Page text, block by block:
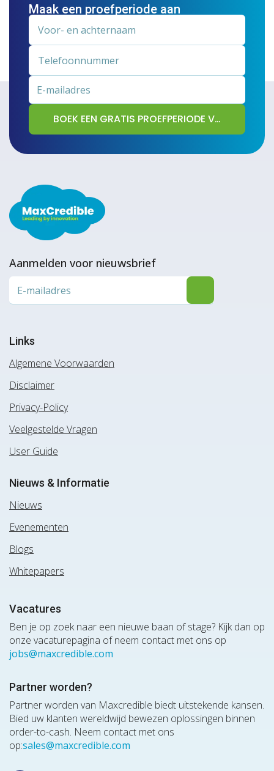
Maak een proefperiode aan
Aanmelden voor nieuwsbrief
Links
Algemene Voorwaarden
Disclaimer
Privacy-Policy
Veelgestelde Vragen
User Guide
Nieuws & Informatie
Nieuws
Evenementen
Blogs
Whitepapers
Vacatures
Ben je op zoek naar een nieuwe baan of stage? Kijk dan op
onze vacaturepagina of neem contact met ons op
jobs@maxcredible.com
Partner worden?
Partner worden van Maxcredible biedt uitstekende kansen.
Bied uw klanten wereldwijd bewezen oplossingen binnen
order-to-cash. Neem contact met ons
op:sales@maxcredible.com